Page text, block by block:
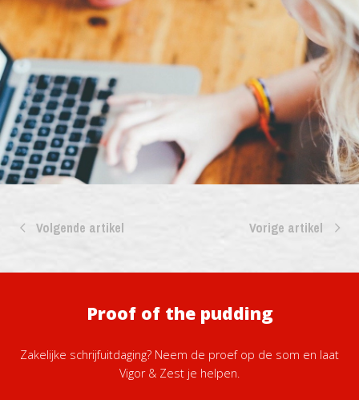
Volgende artikel Vorige artikel
Proof of the pudding
Zakelijke schrijfuitdaging? Neem de proef op de som en laat
Vigor & Zest je helpen.